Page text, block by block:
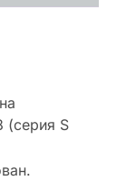
(серия S